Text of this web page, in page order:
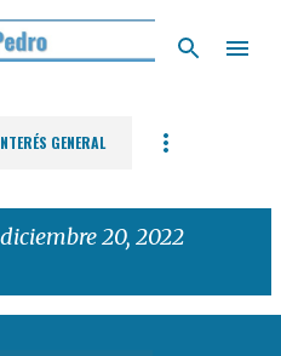
principal
GENERAL
20, 2022